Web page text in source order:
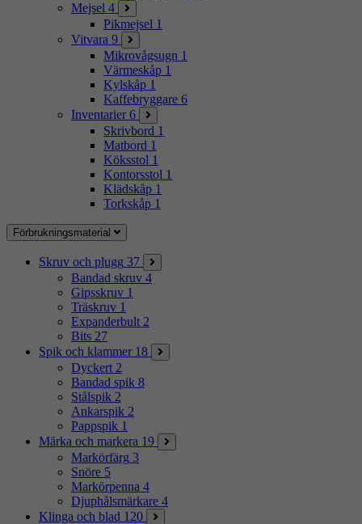
Mejsel 4
Pikmejsel 1
Vitvara 9
Mikrovågsugn 1
Värmeskåp 1
Kylskåp 1
Kaffebryggare 6
Inventarier 6
Skrivbord 1
Matbord 1
Köksstol 1
Kontorsstol 1
Klädskåp 1
Torkskåp 1
Förbrukningsmaterial
Skruv och plugg 37
Bandad skruv 4
Gipsskruv 1
Träskruv 1
Expanderbult 2
Bits 27
Spik och klammer 18
Dyckert 2
Bandad spik 8
Stålspik 2
Ankarspik 2
Pappspik 1
Märka och markera 19
Markörfärg 3
Snöre 5
Markörpenna 4
Djuphålsmärkare 4
Klinga och blad 120